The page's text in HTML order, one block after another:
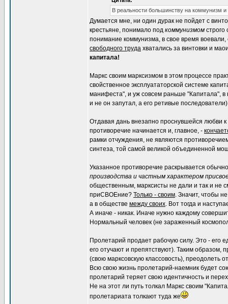
В реальности большинству на коммунизм
Думается мне, ни один дурак не пойдет с
крестьяне, понимало под коммунизмом строго
понимание коммунизма, в свое время
свободного труда хватались за винтовки и
капитала!
Маркс своим марксизмом в этом процессе
свойственное эксплуататорской системе
манифеста", и уж совсем раньше "Капитала",
и не он запутал, а его ретивые
Отдавая дань внезапно проснувшейся любви к
противоречие начинается и, главное, -
рамки отчуждения, не являются
синтеза, той самой великой объединенной
Указанное противоречие раскрывается
производства и частным характером
общественным, марксисты не дали и так и не
приСВОЕние? Только - своим. Значит, чтобы
а в обществе между своих. Вот тогда и
А иначе - никак. Иначе нужно каждому
Нормальный человек (не зараженный
Пролетарий продает рабочую силу. Это - его
его отучают и препятствуют). Таким образом,
(свою марксовскую классовость), преодолеть
Всю свою жизнь пролетарий-наемник будет
пролетарий теряет свою идентичность и
Не на этот ли путь толкал Маркс своим
пролетариата толкают туда же